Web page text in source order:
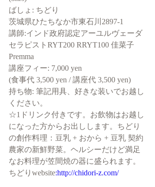
ばしょ: ちどり
茨城県ひたちなか市東石川2897-1
講師:インド政府認定アーユルヴェーダ
セラピストRYT200 RRYT100 佳菜子
Premma
講座フィー: 7,000 yen
(食事代 3,500 yen / 講座代 3,500 yen)
持ち物: 筆記用具、好きな装いでお越し
ください。
☆1ドリンク付きです。お飲物はお越し
になった方からお出しします。ちどり
の創作料理：豆乳 + おから + 豆乳 契約
農家の新鮮野菜。ヘルシーだけど満足
なお料理が笠間焼の器に盛られます。
ちどりwebsite:http://chidori-z.com/